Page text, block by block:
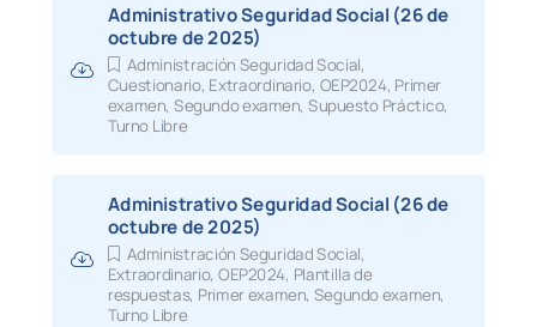
23.03.26
NOTA INFORMATIVA:
discapacidad
20.03.26
Lista provisionalesde admitidos turno
20.03.26
Seguridad social libre e interna 2025
Relación provisional de personas
excluidas, fecha, hora y lugar de
primer ejercicio: Fecha 28 de junio a las
Administrativo Seguridad Social (26 de
octubre de 2025)
Administración Seguridad Social,
Cuestionario, Extraordinario, OEP2024, Primer
examen, Segundo examen,Supuesto Práctico,
Turno Libre
Administrativo Seguridad Social (26 de
octubre de 2025)
Administración Seguridad Social,
Extraordinario,OEP2024, Plantilla de
respuestas, Primer examen, Segundo examen,
Turno Libre